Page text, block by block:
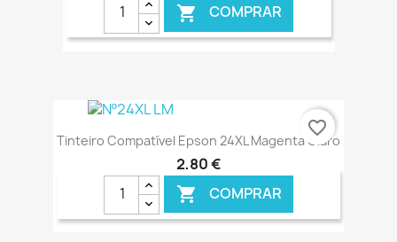
 COMPRAR
€ ONLINE
Tinteiro Compatível Epson 24XL Magenta Claro
2,80 €
 COMPRAR
favorite_border